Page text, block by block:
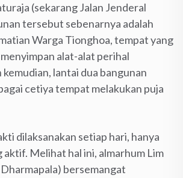
(sekarang Jalan Jenderal
tersebut sebenarnya adalah
Warga Tionghoa, tempat yang
alat-alat perihal
lantai dua bangunan
cetiya tempat melakukan puja
dilaksanakan setiap hari, hanya
aktif. Melihat hal ini, almarhum Lim
bersemangat